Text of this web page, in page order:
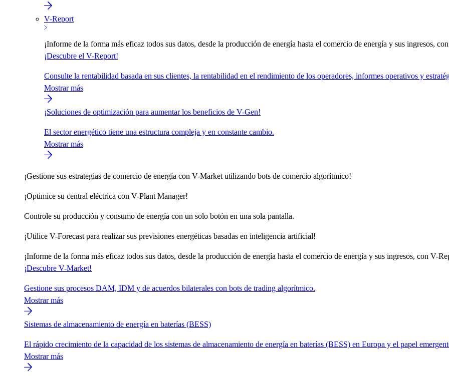
V-Report
¡Informe de la forma más eficaz todos sus datos, desde la producción de energía hasta el comercio de energía y sus ingresos,
¡Descubre el V-Report!
Consulte la rentabilidad basada en sus clientes, la rentabilidad en el rendimiento de los operadores, informes operativos y
Mostrar más
¡Soluciones de optimización para aumentar los beneficios de V-Gen!
El sector energético tiene una estructura compleja y en constante cambio.
Mostrar más
¡Gestione sus estrategias de comercio de energía con V-Market utilizando bots de comercio algorítmico!
¡Optimice su central eléctrica con V-Plant Manager!
Controle su producción y consumo de energía con un solo botón en una sola pantalla.
¡Utilice V-Forecast para realizar sus previsiones energéticas basadas en inteligencia artificial!
¡Informe de la forma más eficaz todos sus datos, desde la producción de energía hasta el comercio de energía y sus ingresos, con V-
¡Descubre V-Market!
Gestione sus procesos DAM, IDM y de acuerdos bilaterales con bots de trading algorítmico.
Mostrar más
Sistemas de almacenamiento de energía en baterías (BESS)
El rápido crecimiento de la capacidad de los sistemas de almacenamiento de energía en baterías (BESS) en Europa y el papel
Mostrar más